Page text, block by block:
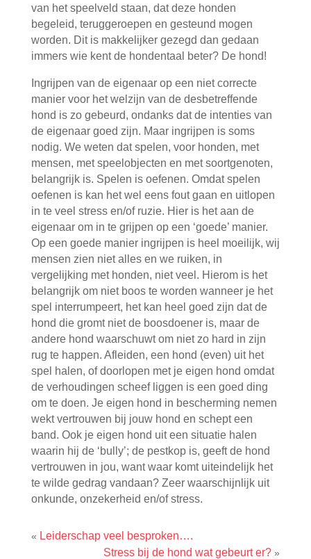
van het speelveld staan, dat deze honden
begeleid, teruggeroepen en gesteund mogen
worden. Dit is makkelijker gezegd dan gedaan
immers wie kent de hondentaal beter? De hond!
Ingrijpen van de eigenaar op een niet correcte
manier voor het welzijn van de desbetreffende
hond is zo gebeurd, ondanks dat de intenties van
de eigenaar goed zijn. Maar ingrijpen is soms
nodig. We weten dat spelen, voor honden, met
mensen, met speelobjecten en met soortgenoten,
belangrijk is. Spelen is oefenen. Omdat spelen
oefenen is kan het wel eens fout gaan en uitlopen
in te veel stress en/of ruzie. Hier is het aan de
eigenaar om in te grijpen op een ‘goede’ manier.
Op een goede manier ingrijpen is heel moeilijk, wij
mensen zien niet alles en we ruiken, in
vergelijking met honden, niet veel. Hierom is het
belangrijk om niet boos te worden wanneer je het
spel interrumpeert, het kan heel goed zijn dat de
hond die gromt niet de boosdoener is, maar de
andere hond waarschuwt om niet zo hard in zijn
rug te happen. Afleiden, een hond (even) uit het
spel halen, of doorlopen met je eigen hond omdat
de verhoudingen scheef liggen is een goed ding
om te doen. Je eigen hond in bescherming nemen
wekt vertrouwen bij jouw hond en schept een
band. Ook je eigen hond uit een situatie halen
waarin hij de ‘bully’; de pestkop is, geeft de hond
vertrouwen in jou, want waar komt uiteindelijk het
te wilde gedrag vandaan? Zeer waarschijnlijk uit
onkunde, onzekerheid en/of stress.
« Leiderschap veel besproken….
Stress bij de hond wat gebeurt er? »